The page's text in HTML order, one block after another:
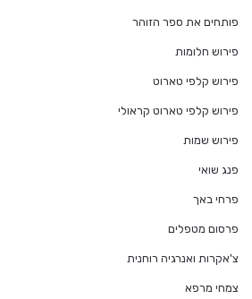
פותחים את ספר הזוהר
פירוש חלומות
פירוש קלפי טארוט
פירוש קלפי טארוט קראולי
פירוש שמות
פנג שואי
פרחי באך
פרסום מטפלים
צ'אקרות ואנרגיה רוחנית
צמחי מרפא